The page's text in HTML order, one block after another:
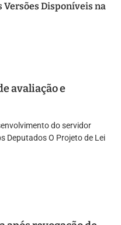
Versões Disponíveis na
avaliação e
do servidor
Deputados O Projeto de Lei